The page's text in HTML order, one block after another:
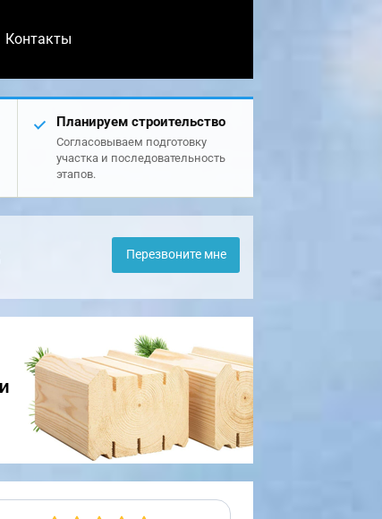
Контакты
Планируем строительство
Согласовываем подготовку
участка и последовательность
этапов.
Перезвоните мне